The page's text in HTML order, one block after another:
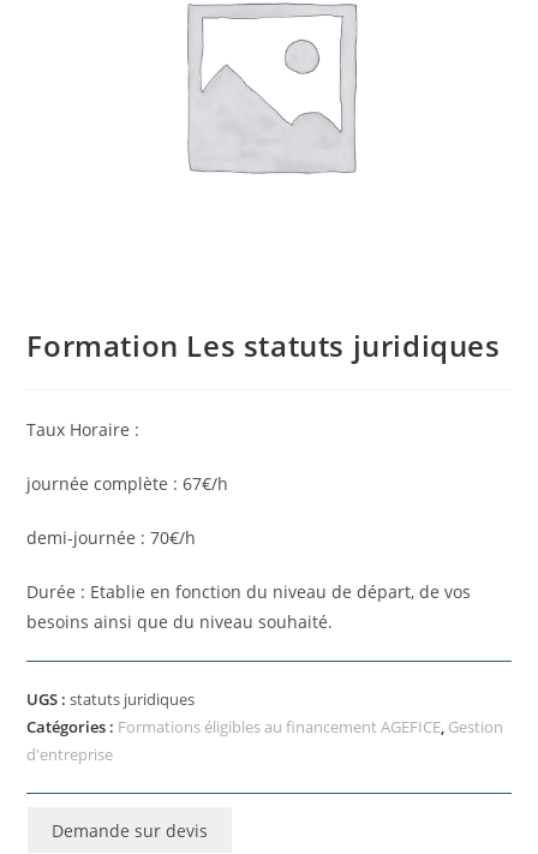
Formation Les statuts juridiques
Taux Horaire :
journée complète : 67€/h
demi-journée : 70€/h
Durée : Etablie en fonction du niveau de départ, de vos
besoins ainsi que du niveau souhaité.
UGS :statuts juridiques
Catégories : Formations éligibles au financement AGEFICE, Gestion
d'entreprise
Demande sur devis